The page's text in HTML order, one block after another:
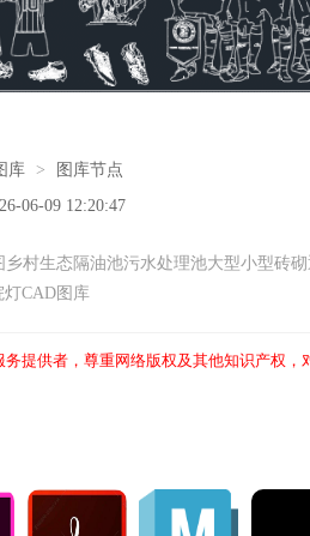
库 >
图库节点
06-09 12:20:47
乡村生态隔油池污水处理池大型小型砖
CAD图库
务提供者，尊重网络版权及其他知识产权